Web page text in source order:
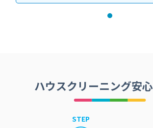
ハウスクリーニング安
STEP